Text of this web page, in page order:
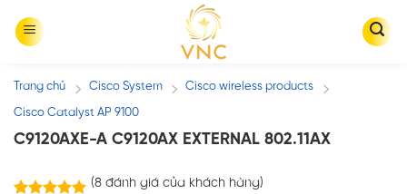
Trang chủ / Cisco System / Cisco wireless products /
Cisco Catalyst AP 9100
C9120AXE-A C9120AX EXTERNAL 802.11AX
(8đánh giá của khách hàng)